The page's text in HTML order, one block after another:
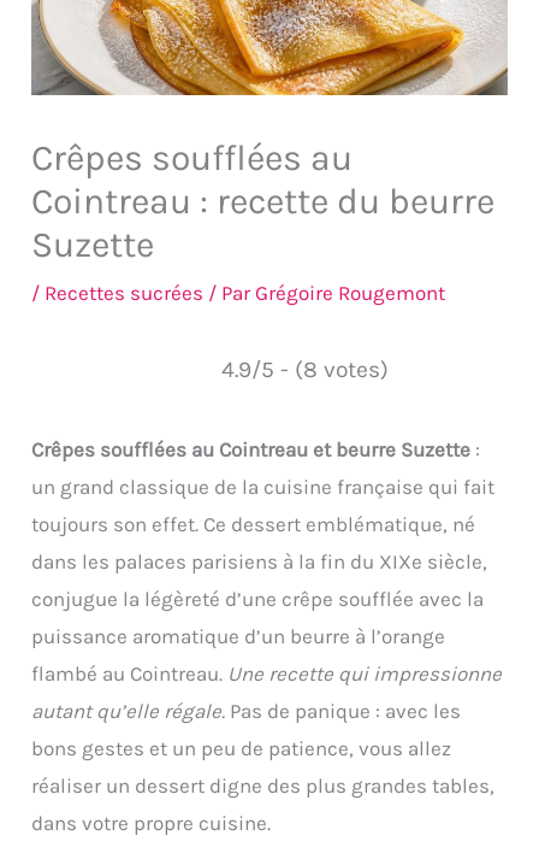
Crêpes soufflées au
Cointreau : recette du beurre
Suzette
/ Recettes sucrées / ParGrégoire Rougemont
4.9/5 - (8 votes)
Crêpes soufflées au Cointreau et beurre Suzette :
un grand classique de la cuisine française qui fait
toujours son effet. Ce dessert emblématique, né
dans les palaces parisiens à la fin du XIXe siècle,
conjugue la légèreté d’une crêpe soufflée avec la
puissance aromatique d’un beurre à l’orange
flambé au Cointreau. Une recette qui impressionne
autant qu’elle régale. Pas de panique : avec les
bons gestes et un peu de patience, vous allez
réaliser un dessert digne des plus grandes tables,
dans votre propre cuisine.